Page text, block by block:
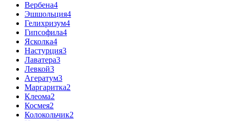
Вербена4
Эшшольция4
Гелихризум4
Гипсофила4
Ясколка4
Настурция3
Лаватера3
Левкой3
Агератум3
Маргаритка2
Клеома2
Космея2
Колокольчик2